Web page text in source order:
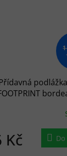
podlážka
Kč